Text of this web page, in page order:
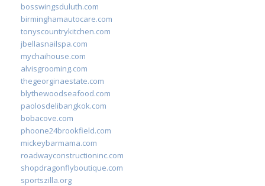
bosswingsduluth.com
birminghamautocare.com
tonyscountrykitchen.com
jbellasnailspa.com
mychaihouse.com
alvisgrooming.com
thegeorginaestate.com
blythewoodseafood.com
paolosdelibangkok.com
bobacove.com
phoone24brookfield.com
mickeybarmama.com
roadwayconstructioninc.com
shopdragonflyboutique.com
sportszilla.org